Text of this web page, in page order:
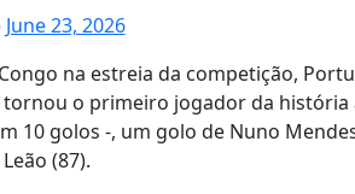
June 23, 2026
na estreia da competição,
o primeiro jogador da
10 golos -, um golo de Nuno
(87).